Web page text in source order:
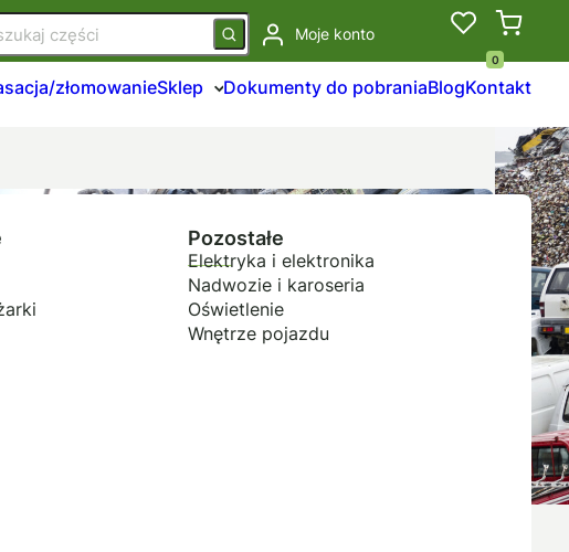
Moje konto
0
złomowanieSklep
Pozostałe
Elektryka i elektronika
Nadwozie i karoseria
Oświetlenie
Wnętrze pojazdu
Dokumenty do pobraniaBlogKontakt